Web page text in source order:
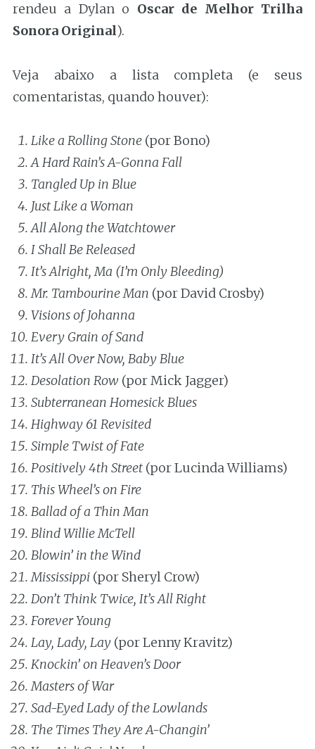
rendeu a Dylan o Oscar de Melhor Trilha
Sonora Original).
Veja abaixo a lista completa (e seus
comentaristas, quando houver):
Like a Rolling Stone (por Bono)
A Hard Rain’s A-Gonna Fall
Tangled Up in Blue
Just Like a Woman
All Along the Watchtower
I Shall Be Released
It’s Alright, Ma (I’m Only Bleeding)
Mr. Tambourine Man (por David Crosby)
Visions of Johanna
Every Grain of Sand
It’s All Over Now, Baby Blue
Desolation Row (por Mick Jagger)
Subterranean Homesick Blues
Highway 61 Revisited
Simple Twist of Fate
Positively 4th Street (por Lucinda Williams)
This Wheel’s on Fire
Ballad of a Thin Man
Blind Willie McTell
Blowin’ in the Wind
Mississippi (por Sheryl Crow)
Don’t Think Twice, It’s All Right
Forever Young
Lay, Lady, Lay (por Lenny Kravitz)
Knockin’ on Heaven’s Door
Masters of War
Sad-Eyed Lady of the Lowlands
The Times They Are A-Changin’